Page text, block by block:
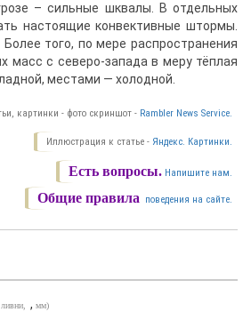
– сильные шквалы. В отдельных
настоящие конвективные штормы.
того, по мере распространения
масс с северо-запада в меру тёплая
местами — холодной.
картинки - фото скриншот - Rambler News Service.
Иллюстрация к статье - Яндекс. Картинки.
Есть вопросы. Напишите нам.
Общие правила поведения на сайте.
, мм)